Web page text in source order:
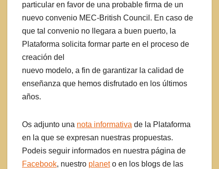
particular en favor de una probable firma de un
nuevo convenio MEC-British Council. En caso de
que tal convenio no llegara a buen puerto, la
Plataforma solicita formar parte en el proceso de
creación del
nuevo modelo, a fin de garantizar la calidad de
enseñanza que hemos disfrutado en los últimos
años.
Os adjunto una nota informativa de la Plataforma
en la que se expresan nuestras propuestas.
Podeis seguir informados en nuestra página de
Facebook, nuestro planeto en los blogs de las